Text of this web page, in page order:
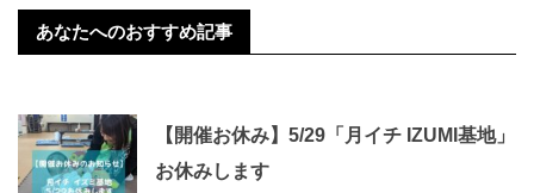
あなたへのおすすめ記事
【開催お休み】5/29「月イチ IZUMI基地」
お休みします